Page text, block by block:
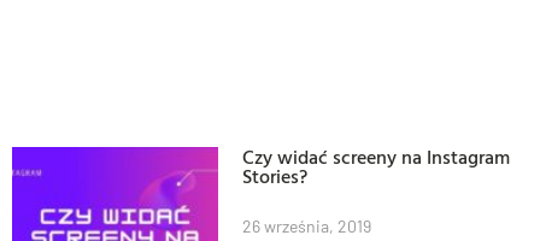
Czy widać screeny na Instagram
Stories?
26 września, 2019